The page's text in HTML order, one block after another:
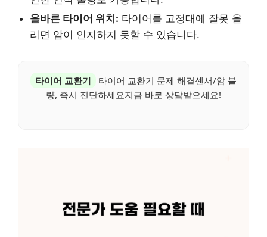
올바른 타이어 위치: 타이어를 고정대에 잘못 올
리면 암이 인지하지 못할 수 있습니다.
타이어 교환기
타이어 교환기 문제 해결센서/암 불
량, 즉시 진단하세요지금 바로 상담받으세요!